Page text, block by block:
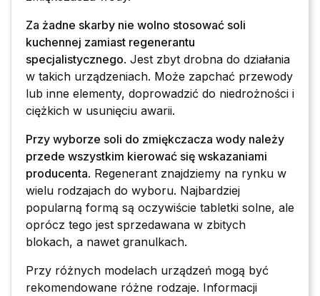
Za żadne skarby nie wolno stosować soli
kuchennej zamiast regenerantu
specjalistycznego. Jest zbyt drobna do działania
w takich urządzeniach. Może zapchać przewody
lub inne elementy, doprowadzić do niedrożności i
ciężkich w usunięciu awarii.
Przy wyborze soli do zmiękczacza wody należy
przede wszystkim kierować się wskazaniami
producenta. Regenerant znajdziemy na rynku w
wielu rodzajach do wyboru. Najbardziej
popularną formą są oczywiście tabletki solne, ale
oprócz tego jest sprzedawana w zbitych
blokach, a nawet granulkach.
Przy różnych modelach urządzeń mogą być
rekomendowane różne rodzaje. Informacji